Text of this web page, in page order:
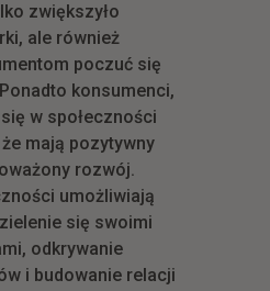
zwiększyło
ale również
poczuć się
konsumenci,
w społeczności
mają pozytywny
rozwój.
umożliwiają
się swoimi
odkrywanie
i budowanie relacji